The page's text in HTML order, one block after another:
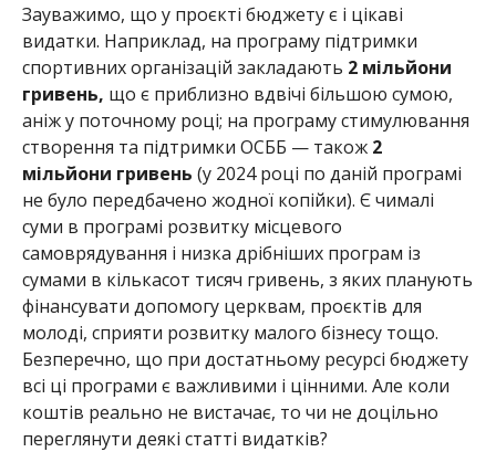
Зауважимо, що у проєкті бюджету є і цікаві
видатки. Наприклад, на програму підтримки
спортивних організацій закладають 2 мільйони
гривень, що є приблизно вдвічі більшою сумою,
аніж у поточному році; на програму стимулювання
створення та підтримки ОСББ — також 2
мільйони гривень (у 2024 році по даній програмі
не було передбачено жодної копійки). Є чималі
суми в програмі розвитку місцевого
самоврядування і низка дрібніших програм із
сумами в кількасот тисяч гривень, з яких планують
фінансувати допомогу церквам, проєктів для
молоді, сприяти розвитку малого бізнесу тощо.
Безперечно, що при достатньому ресурсі бюджету
всі ці програми є важливими і цінними. Але коли
коштів реально не вистачає, то чи не доцільно
переглянути деякі статті видатків?